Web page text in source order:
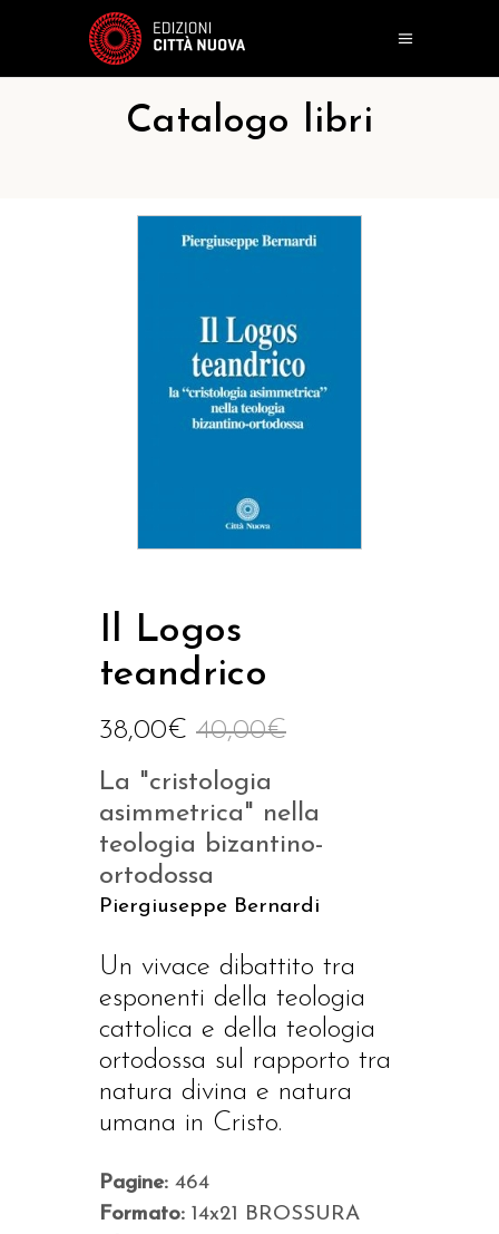
Catalogo libri
Il Logos
teandrico
40,00€
38,00€
La "cristologia
asimmetrica" nella
teologia bizantino-
ortodossa
Piergiuseppe Bernardi
Un vivace dibattito tra
esponenti della teologia
cattolica e della teologia
ortodossa sul rapporto tra
natura divina e natura
umana in Cristo.
Pagine: 464
Formato: 14x21 BROSSURA